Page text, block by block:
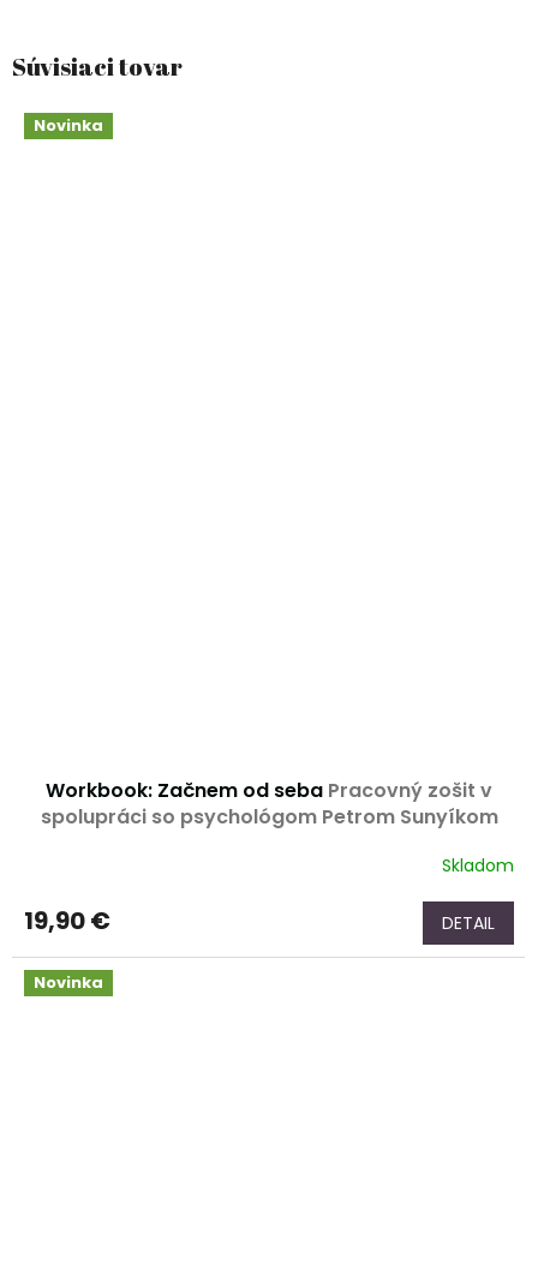
Súvisiaci tovar
Novinka
Workbook: Začnem od seba Pracovný zošit v
spolupráci so psychológom Petrom Sunyíkom
Skladom
19,90 € DETAIL
Novinka